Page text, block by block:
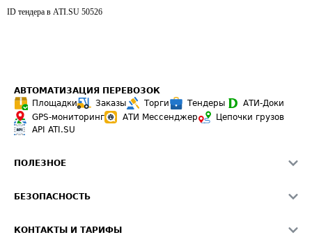
ID тендера в ATI.SU 50526
АВТОМАТИЗАЦИЯ ПЕРЕВОЗОК
Площадки
Заказы Торги Тендеры
АТИ-Доки
GPS-мониторинг
АТИ Мессенджер
Цепочки грузов
API ATI.SU
ПОЛЕЗНОЕ
Звезды ATI.SU на вашем сайте
БЕЗОПАСНОСТЬ
КОНТАКТЫ И ТАРИФЫ